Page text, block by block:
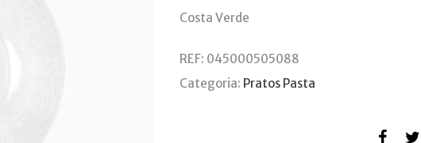
Costa Verde
REF: 045000505088
Categoria: Pratos Pasta